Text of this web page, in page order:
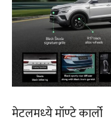
मेटलमध्‍ये मॉण्‍टे कार्लो